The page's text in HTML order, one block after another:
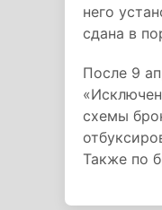
него
сдана в
После 9
схемы
Также по